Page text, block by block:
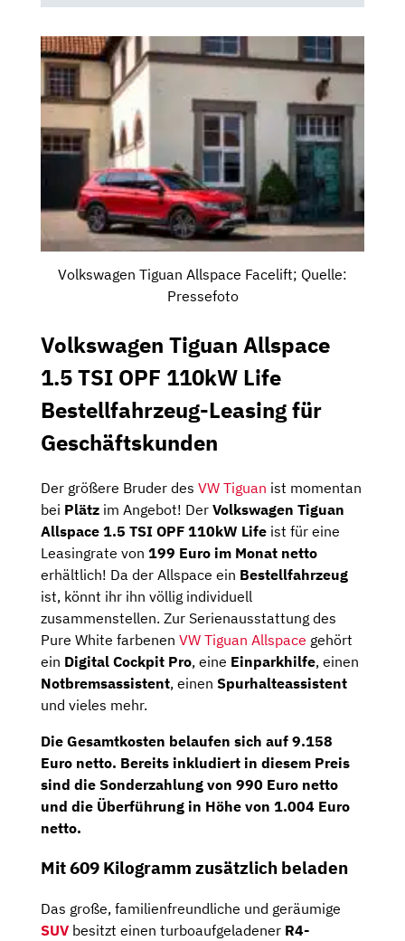
Volkswagen Tiguan Allspace Facelift; Quelle:
Pressefoto
Volkswagen Tiguan Allspace
1.5 TSI OPF 110kW Life
Bestellfahrzeug-Leasing für
Geschäftskunden
Der größere Bruder des VW Tiguan ist momentan
bei Plätz im Angebot! Der Volkswagen Tiguan
Allspace 1.5 TSI OPF 110kW Life ist für eine
Leasingrate von 199 Euro im Monat netto
erhältlich! Da der Allspace ein Bestellfahrzeug
ist, könnt ihr ihn völlig individuell
zusammenstellen. Zur Serienausstattung des
Pure White farbenen VW Tiguan Allspace gehört
ein Digital Cockpit Pro, eine Einparkhilfe, einen
Notbremsassistent, einen Spurhalteassistent
und vieles mehr.
Die Gesamtkosten belaufen sich auf 9.158
Euro netto. Bereits inkludiert in diesem Preis
sind die Sonderzahlung von 990 Euro netto
und die Überführung in Höhe von 1.004 Euro
netto.
Mit 609 Kilogramm zusätzlich beladen
Das große, familienfreundliche und geräumige
SUV besitzt einen turboaufgeladener R4-